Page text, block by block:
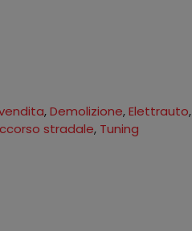
,Demolizione,Elettrauto,
stradale, Tuning